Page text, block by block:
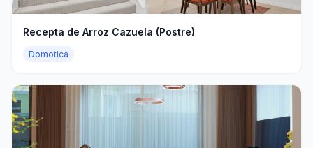
Recepta de Arroz Cazuela (Postre)
Domotica